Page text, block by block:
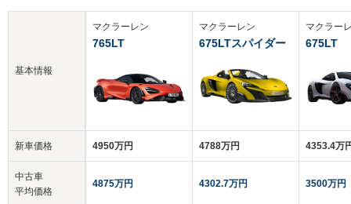
基本情報
新車価格
中古車
平均価格
マクラーレン
765LT
4950万円
4875万円
マクラーレン
675LTスパイダー
4788万円
4302.7万円
マクラー
675LT
4353.4万
3500万円